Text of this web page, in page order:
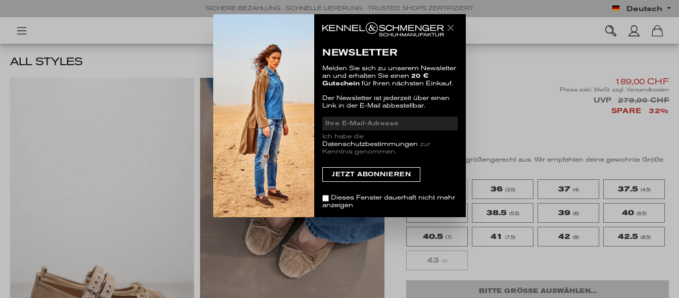
SICHERE BEZAHLUNG · SCHNELLE LIEFERUNG · TRUSTED SHOPS ZERTIFIZIERT Deutsch
ALL STYLES
LOLA
SALE
189,00 CHF
Preise exkl. MwSt. zzgl. Versandkosten
UVP
279,00 CHF
SPARE
32%
1 Bewertung
Dieser Artikel fällt größengerecht aus. Wir empfehlen deine gewohnte Größe
zu bestellen.
36 (3.5) 37 (4) 37.5 (4.5)
38.5 (5.5) 39 (6) 40 (6.5)
40.5 (7) 41 (7.5) 42 (8) 42.5 (8.5)
43 (9)
BITTE GRÖSSE AUSWÄHLEN...
NEWSLETTER
Melden Sie sich zu unserem Newsletter
an und erhalten Sie einen 20 €
Gutschein für Ihren nächsten Einkauf.
Der Newsletter ist jederzeit über einen
Link in der E-Mail abbestellbar.
Ich habe die
Datenschutzbestimmungen zur
Kenntnis genommen.
Dieses Fenster dauerhaft nicht mehr
anzeigen